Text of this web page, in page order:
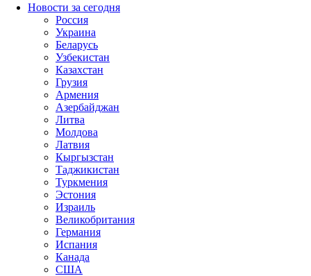
Новости за сегодня
Россия
Украина
Беларусь
Узбекистан
Казахстан
Грузия
Армения
Азербайджан
Литва
Молдова
Латвия
Кыргызстан
Таджикистан
Туркмения
Эстония
Израиль
Великобритания
Германия
Испания
Канада
США